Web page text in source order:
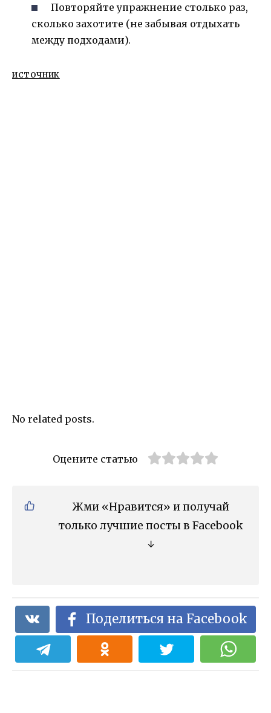
Повторяйте упражнение столько раз,
сколько захотите (не забывая отдыхать
между подходами).
ИСТОЧНИК
No related posts.
Оцените статью
Жми «Нравится» и получай
только лучшие посты в Facebook
↓
Поделиться на Facebook